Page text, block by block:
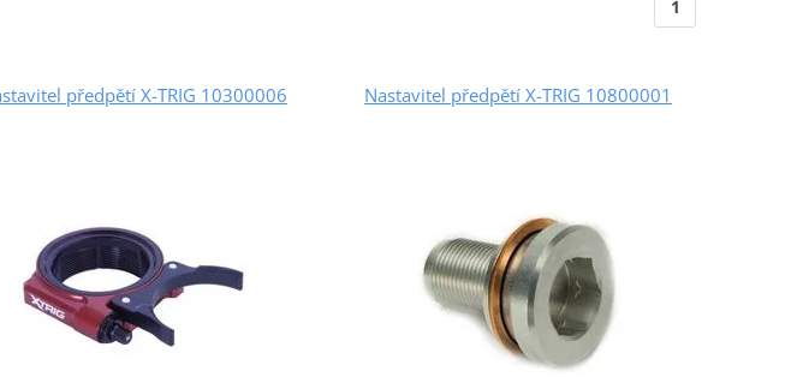
1
předpětí X-TRIG 10300006 Nastavitel předpětí X-TRIG 10800001